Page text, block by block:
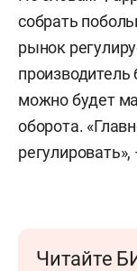
собрать
рынок
производитель
можно будет
оборота.
Читайте